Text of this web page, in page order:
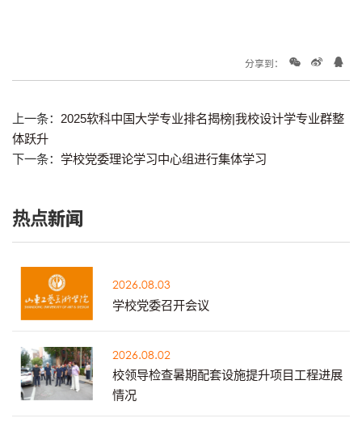
分享到：
上一条： 2025软科中国大学专业排名揭榜|我校设计学专业群整
体跃升
下一条： 学校党委理论学习中心组进行集体学习
热点新闻
2026.08.03
学校党委召开会议
2026.08.02
校领导检查暑期配套设施提升项目工程进展
情况